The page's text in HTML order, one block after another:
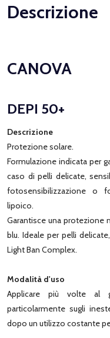
Descrizione
CANOVA
DEPI 50+
Descrizione
Protezione solare.
Formulazione indicata per
caso di pelli delicate,
fotosensibilizzazione o
lipoico.
Garantisce una protezione
blu. Ideale per pelli
Light Ban Complex.
Modalità d'uso
Applicare più volte al
particolarmente sugli
dopo un utilizzo costante